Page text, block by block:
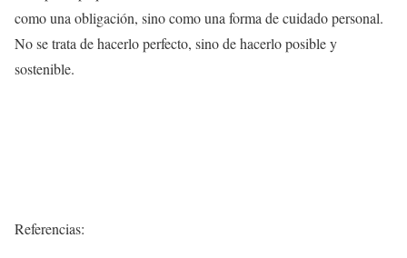
como una obligación, sino como una forma de cuidado personal.
No se trata de hacerlo perfecto, sino de hacerlo posible y
sostenible.
Referencias: